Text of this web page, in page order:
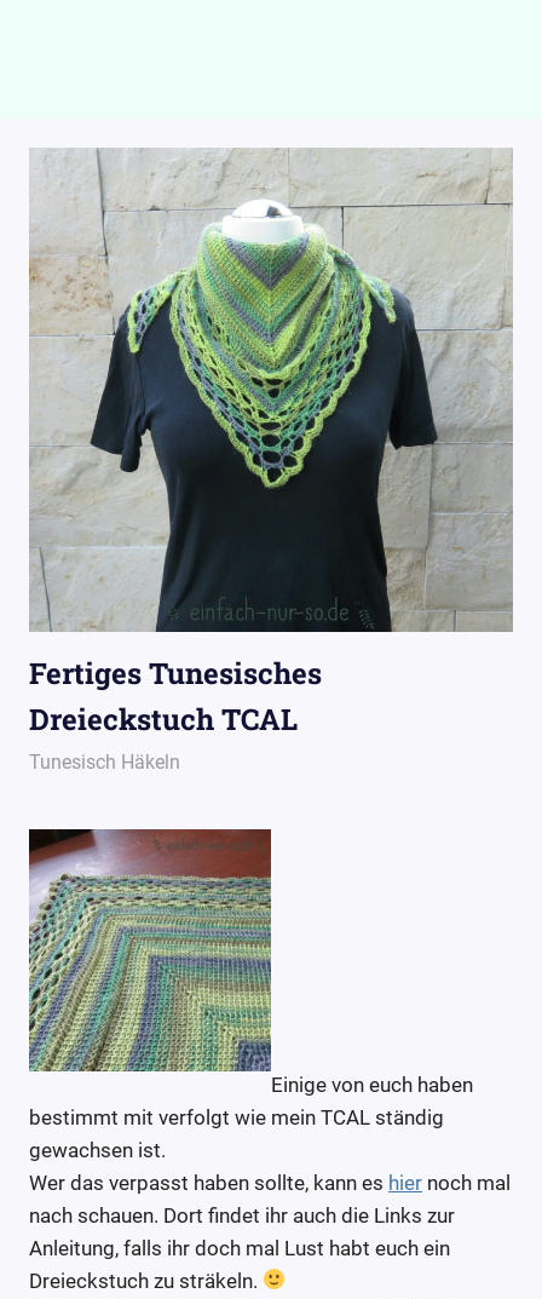
Fertiges Tunesisches
Dreieckstuch TCAL
6. Juni 2016
Wollpoesie
Tunesisch Häkeln
Einige von euch haben
bestimmt mit verfolgt wie mein TCAL ständig
gewachsen ist.
Wer das verpasst haben sollte, kann es hier noch mal
nach schauen. Dort findet ihr auch die Links zur
Anleitung, falls ihr doch mal Lust habt euch ein
Dreieckstuch zu sträkeln.